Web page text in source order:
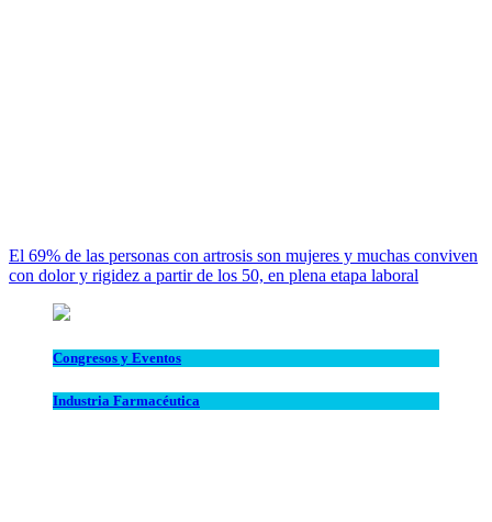
El 69% de las personas con artrosis son mujeres y muchas conviven
con dolor y rigidez a partir de los 50, en plena etapa laboral
Congresos y Eventos
Industria Farmacéutica